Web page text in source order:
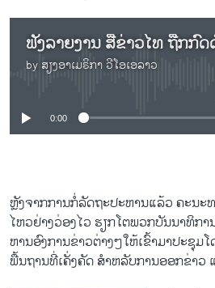
by ສຽງອາເມຣິກາ ວີໂອເອລາວ
No media source
0:00
ຫຼັງຈາກການກໍ່ລັດຖະປະຫານແລ້ວ ຄະນະ
ໄຫວຢ່າງວ່ອງໄວ ຮຽກໂຕພວກບັນນາທິກ
ຫານ​ອົງການ​ຂ່າວ​ຕ່າງໆໃຫ້​ເຂົ້າມາ​ປະຊຸມ
ພື້ນຖານທີ່ເຄັ່ງຄັດ ​ສຳ​ຫລັບການອອກຂ່າວ